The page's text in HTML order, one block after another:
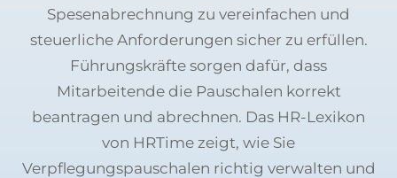
Spesenabrechnung zu vereinfachen und
steuerliche Anforderungen sicher zu erfüllen.
Führungskräfte sorgen dafür, dass
Mitarbeitende die Pauschalen korrekt
beantragen und abrechnen. Das HR-Lexikon
von HRTime zeigt, wie Sie
Verpflegungspauschalen richtig verwalten und